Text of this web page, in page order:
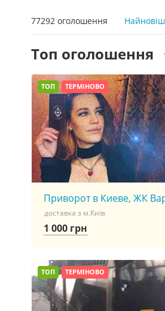
77292 оголошення
Toп оголошення
ТОП ТЕРМІНОВО
Приворот в Киеве, ЖК
доставка з м.Київ
1 000 грн
ТОП ТЕРМІНОВО